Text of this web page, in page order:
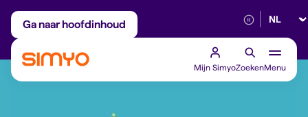
Ga naar hoofdinhoud
Maandelijks aanpasbaar Betrouwbaar
Mijn SimyoZoekenMenu